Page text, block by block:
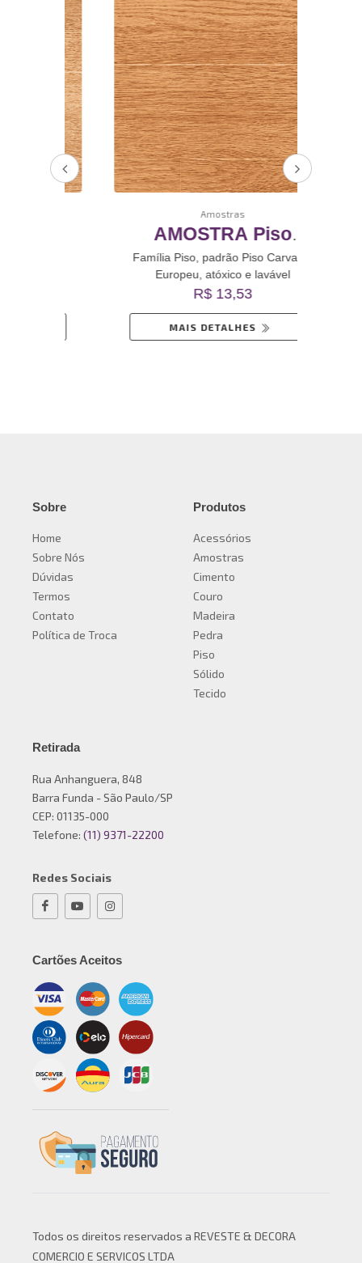
Amostras
AMOSTRA Piso
Carvalho Europeu
Revestimento De Vinil
Autoadesivo
Família Piso, padrão Piso Carvalho
Europeu, atóxico e lavável
R$ 13,53
MAIS DETALHES
Sobre
Home
Sobre Nós
Dúvidas
Termos
Contato
Política de Troca
Produtos
Acessórios
Amostras
Cimento
Couro
Madeira
Pedra
Piso
Sólido
Tecido
Retirada
Rua Anhanguera, 848
Barra Funda - São Paulo/SP
CEP: 01135-000
Telefone: (11) 9371-22200
Redes Sociais
Cartões Aceitos
Todos os direitos reservados a REVESTE & DECORA
COMERCIO E SERVICOS LTDA